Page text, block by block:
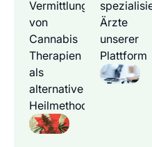
Vermittlung
von
Cannabis
Therapien
als
alternative
Heilmethode
Ärzte
unserer
Plattform